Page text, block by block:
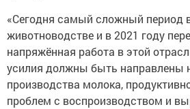
«Сегодня самый сложный период
животноводстве и в 2021 году
напряжённая работа в этой
усилия должны быть направлены
производства молока,
проблем с воспроизводством и